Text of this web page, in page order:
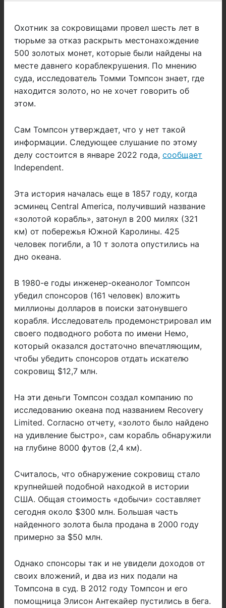
Охотник за сокровищами провел шесть лет в
тюрьме за отказ раскрыть местонахождение
500 золотых монет, которые были найдены на
месте давнего кораблекрушения. По мнению
суда, исследователь Томми Томпсон знает, где
находится золото, но не хочет говорить об
этом.
Сам Томпсон утверждает, что у нет такой
информации. Следующее слушание по этому
делу состоится в январе 2022 года, сообщает
Independent.
Эта история началась еще в 1857 году, когда
эсминец Central America, получивший название
«золотой корабль», затонул в 200 милях (321
км) от побережья Южной Каролины. 425
человек погибли, а 10 т золота опустились на
дно океана.
В 1980-е годы инженер-океанолог Томпсон
убедил спонсоров (161 человек) вложить
миллионы долларов в поиски затонувшего
корабля. Исследователь продемонстрировал им
своего подводного робота по имени Немо,
который оказался достаточно впечатляющим,
чтобы убедить спонсоров отдать искателю
сокровищ $12,7 млн.
На эти деньги Томпсон создал компанию по
исследованию океана под названием Recovery
Limited. Согласно отчету, «золото было найдено
на удивление быстро», сам корабль обнаружили
на глубине 8000 футов (2,4 км).
Считалось, что обнаружение сокровищ стало
крупнейшей подобной находкой в истории
США. Общая стоимость «добычи» составляет
сегодня около $300 млн. Большая часть
найденного золота была продана в 2000 году
примерно за $50 млн.
Однако спонсоры так и не увидели доходов от
своих вложений, и два из них подали на
Томпсона в суд. В 2012 году Томпсон и его
помощница Элисон Антекайер пустились в бега.